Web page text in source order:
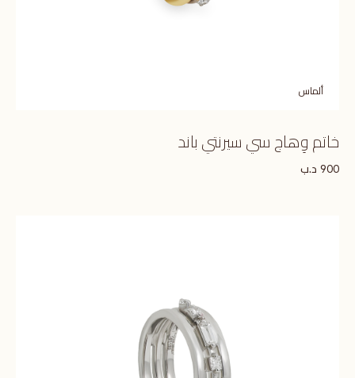
ألماس
خاتم وِهاج سي سيرنتي باند
900 د.ب